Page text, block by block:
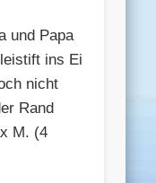
und Papa
ins Ei
nicht
Rand
M. (4